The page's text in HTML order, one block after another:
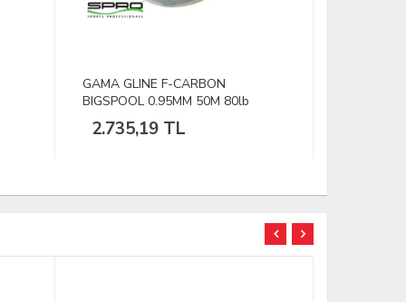
GAMA GLINE F-CARBON
BIGSPOOL 0.80MM 50M 60lb
2.083,96 TL